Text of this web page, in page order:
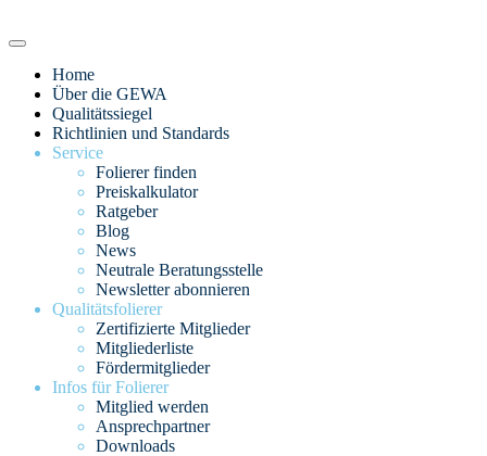
Home
Über die GEWA
Qualitätssiegel
Richtlinien und Standards
Service
Folierer finden
Preiskalkulator
Ratgeber
Blog
News
Neutrale Beratungsstelle
Newsletter abonnieren
Qualitätsfolierer
Zertifizierte Mitglieder
Mitgliederliste
Fördermitglieder
Infos für Folierer
Mitglied werden
Ansprechpartner
Downloads